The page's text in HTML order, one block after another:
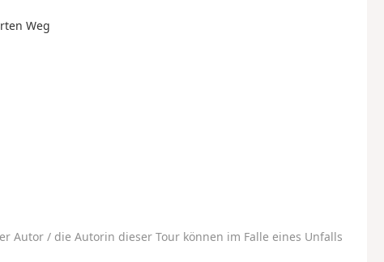
Weg
Autor / die Autorin dieser Tour können im Falle eines Unfalls